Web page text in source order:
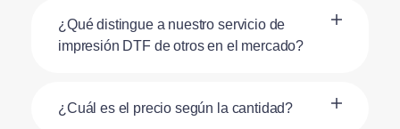
¿Qué distingue a nuestro servicio de
impresión DTF de otros en el mercado?
¿Cuál es el precio según la cantidad?